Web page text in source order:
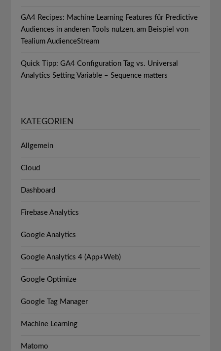
GA4 Recipes: Machine Learning Features für Predictive
Audiences in anderen Tools nutzen, am Beispiel von
Tealium AudienceStream
Quick Tipp: GA4 Configuration Tag vs. Universal
Analytics Setting Variable – Sequence matters
KATEGORIEN
Allgemein
Cloud
Dashboard
Firebase Analytics
Google Analytics
Google Analytics 4 (App+Web)
Google Optimize
Google Tag Manager
Machine Learning
Matomo